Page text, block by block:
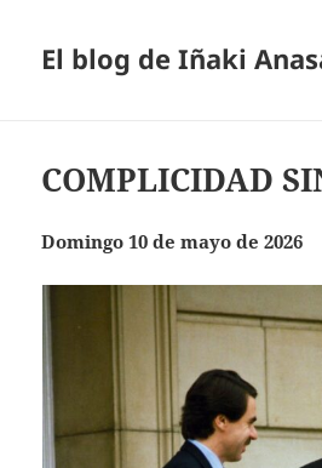
El blog de Iñaki
COMPLICIDAD
Domingo 10 de mayo de 2026